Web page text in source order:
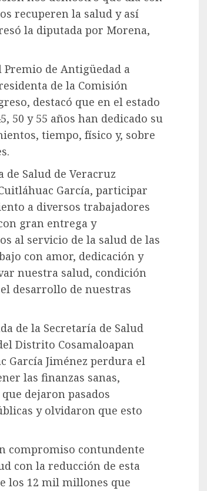
recuperen la salud y así
la diputada por Morena,
de Antigüedad a
de la Comisión
destacó que en el estado
50 y 55 años han dedicado su
tiempo, físico y, sobre
de Salud de Veracruz
García, participar
a diversos trabajadores
gran entrega y
al servicio de la salud de las
con amor, dedicación y
nuestra salud, condición
desarrollo de nuestras
de la Secretaría de Salud
Distrito Cosamaloapan
García Jiménez perdura el
las finanzas sanas,
dejaron pasados
y olvidaron que esto
compromiso contundente
con la reducción de esta
los 12 mil millones que